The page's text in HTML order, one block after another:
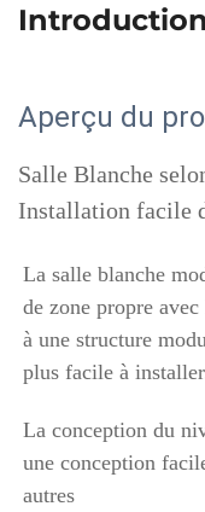
Introduction
Aperçu du
Salle Blanche
Installation facile
La salle blanche
de zone propre
à une structure
plus facile à
La conception du
une conception
autres